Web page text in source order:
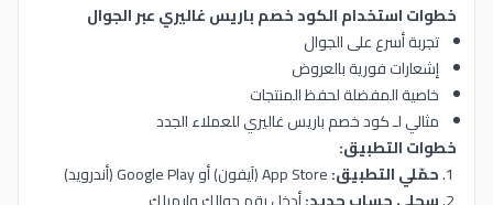
خطوات استخدام الكود خصم باريس غاليري عبر الجوال
تجربة أسرع على الجوال
إشعارات فورية بالعروض
خاصية المفضلة لحفظ المنتجات
مثالي لـ كود خصم باريس غاليري للعملاء الجدد
خطوات التطبيق:
حمّلي التطبيق: